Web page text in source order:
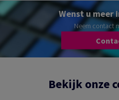
Wenst u meer
Neem contact
Bekijk onze